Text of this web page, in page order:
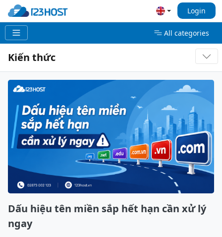
Login
All categories
Kiến thức
Dấu hiệu tên miền sắp hết hạn cần xử lý
ngay